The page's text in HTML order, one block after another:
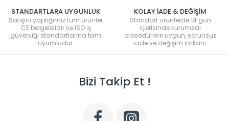
STANDARTLARA UYGUNLUK
Satışını yaptığımız tüm ürünler
CE belgelisidir ve ISO iş
güvenliği standartlarına tam
uyumludur.
KOLAY İADE & DEĞİŞİM
Standart ürünlerde 14 gün
içerisinde kurumsal
prosedürlere uygun, sorunsuz
iade ve değişim imkanı.
Bizi Takip Et !